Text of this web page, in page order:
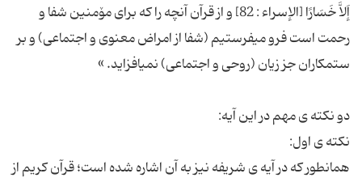
إَلاَّ خَسَارًا [الإسراء : 82] و از قرآن آنچه را كه براى مۆمنین شفا و
رحمت است فرو مى‏فرستیم (شفا از امراض معنوى و اجتماعى) و بر
همانطور که در آیه ی شریفه نیز به آن اشاره شده است؛ قرآن کریم از